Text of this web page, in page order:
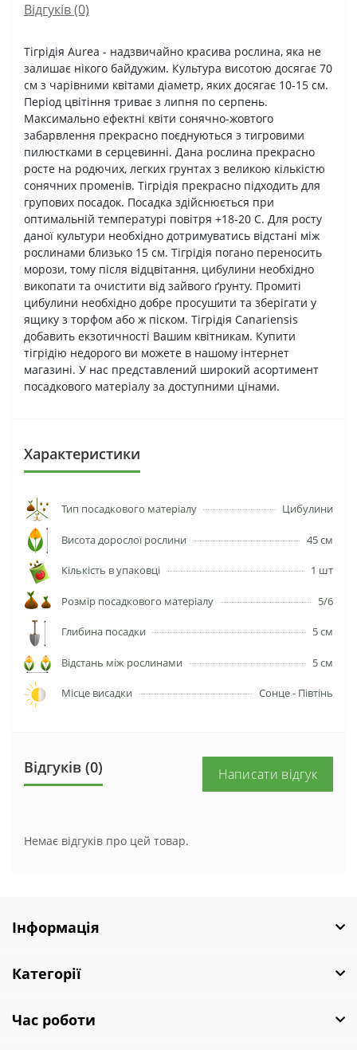
Відгуків (0)
Тігрідія Aurea - надзвичайно красива рослина, яка не
залишає нікого байдужим. Культура висотою досягає 70
см з чарівними квітами діаметр, яких досягає 10-15 см.
Період цвітіння триває з липня по серпень.
Максимально ефектні квіти сонячно-жовтого
забарвлення прекрасно поєднуються з тигровими
пилюстками в серцевинні. Дана рослина прекрасно
росте на родючих, легких грунтах з великою кількістю
сонячних променів. Тігрідія прекрасно підходить для
групових посадок. Посадка здійснюється при
оптимальній температурі повітря +18-20 С. Для росту
даної культури необхідно дотримуватись відстані між
рослинами близько 15 см. Тігрідія погано переносить
морози, тому після відцвітання, цибулини необхідно
викопати та очистити від зайвого ґрунту. Промиті
цибулини необхідно добре просушити та зберігати у
ящику з торфом або ж піском. Тігрідія Canariensis
добавить екзотичності Вашим квітникам. Купити
тігрідію недорого ви можете в нашому інтернет
магазині. У нас представлений широкий асортимент
посадкового матеріалу за доступними цінами.
Характеристики
Тип посадкового матеріалу Цибулини
Висота дорослої рослини 45 см
Кількість в упаковці 1 шт
Розмір посадкового матеріалу 5/6
Глибина посадки 5 см
Відстань між рослинами 5 см
Місце висадки Сонце - Півтінь
Відгуків (0) Написати відгук
Немає відгуків про цей товар.
Інформація
Категорії
Час роботи